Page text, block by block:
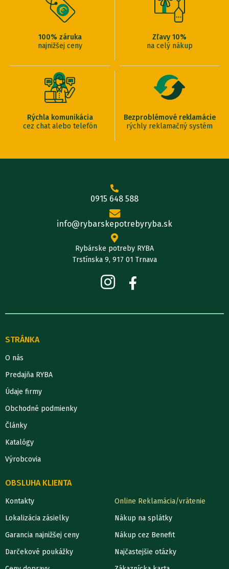
100% záruka
najnižšej ceny
Zľavy 10%
na celý nákup
Rýchla komunikácia
cez chat alebo telefón
Bezproblémové reklamácie
rýchly reklamačný systém
0915 648 588
info@rybarskepotrebyryba.sk
Rybárske potreby RYBA
Trstínska 9, 917 01 Trnava
STRÁNKA
O nás
Predajňa RYBA
Údaje firmy
Obchodné podmienky
Články
Katalógy
Výrobcovia
OBSLUHA KLIENTA
Kontakty
Lokalizácia zásielky
Garancia najnižšej ceny
Darčekové poukážky
Online Reklamácia/vrátenie
Nákup na splátky
Nákup cez Benefit
Najčastejšie otázky